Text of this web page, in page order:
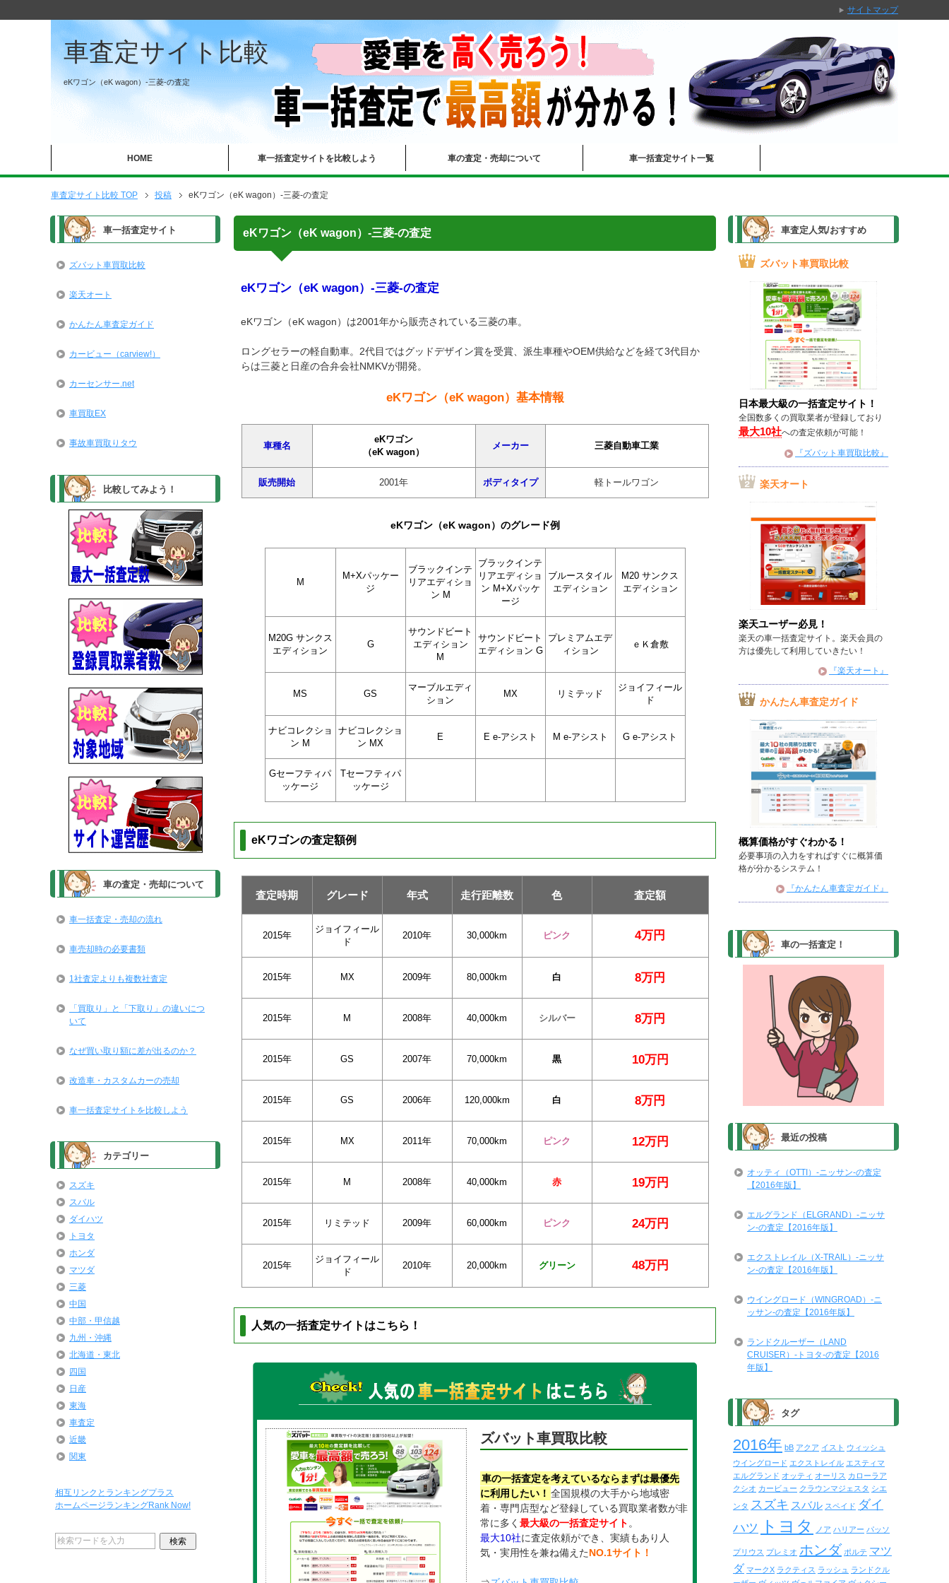
車査定サイト比較
eKワゴン（eK wagon）-三菱-の査定
HOME 車一括査定サイトを比較しよう 車の査定・売却について 車一括査定サイト一覧
車査定サイト比較 TOP 投稿 eKワゴン（eK wagon）-三菱-の査定
eKワゴン（eK wagon）-三菱-の査定
eKワゴン（eK wagon）-三菱-の査定
eKワゴン（eK wagon）は2001年から販売されている三菱の車。
ロングセラーの軽自動車。2代目ではグッドデザイン賞を受賞、派生車種やOEM供給などを経て3代目か
らは三菱と日産の合弁会社NMKVが開発。
eKワゴン（eK wagon）基本情報
車種名
eKワゴン
（eK wagon）
メーカー 三菱自動車工業
販売開始 2001年 ボディタイプ 軽トールワゴン
eKワゴン（eK wagon）のグレード例
M
M+Xパッケー
ジ
ブラックインテ
リアエディショ
ン M
ブラックインテ
リアエディショ
ン M+Xパッケ
ージ
ブルースタイル
エディション
M20 サンクス
エディション
M20G サンクス
エディション
G
サウンドビート
エディション
M
サウンドビート
エディション G
プレミアムエデ
ィション
ｅＫ倉敷
MS GS
マーブルエディ
ション
MX リミテッド
ジョイフィール
ド
ナビコレクショ
ン M
ナビコレクショ
ン MX
E E e-アシスト M e-アシスト G e-アシスト
Gセーフティパ
ッケージ
Tセーフティパ
ッケージ
eKワゴンの査定額例
査定時期 グレード 年式 走行距離数 色 査定額
2015年
ジョイフィール
ド
2010年 30,000km ピンク 4万円
2015年 MX 2009年 80,000km 白 8万円
2015年 M 2008年 40,000km シルバー 8万円
2015年 GS 2007年 70,000km 黒 10万円
2015年 GS 2006年 120,000km 白 8万円
2015年 MX 2011年 70,000km ピンク 12万円
2015年 M 2008年 40,000km 赤 19万円
2015年 リミテッド 2009年 60,000km ピンク 24万円
2015年
ジョイフィール
ド
2010年 20,000km グリーン 48万円
人気の一括査定サイトはこちら！
ズバット車買取比較
車の一括査定を考えているならまずは最優先
に利用したい！ 全国規模の大手から地域密
着・専門店型など登録している買取業者数が非
常に多く最大級の一括査定サイト。
最大10社に査定依頼ができ、実績もあり人
気・実用性を兼ね備えたNO.1サイト！
車一括査定サイト
ズバット車買取比較
楽天オート
かんたん車査定ガイド
カービュー（carview!）
カーセンサー.net
車買取EX
事故車買取りタウ
比較してみよう！
車の査定・売却について
車一括査定・売却の流れ
車売却時の必要書類
1社査定よりも複数社査定
「買取り」と「下取り」の違いにつ
いて
なぜ買い取り額に差が出るのか？
改造車・カスタムカーの売却
車一括査定サイトを比較しよう
カテゴリー
スズキ
スバル
ダイハツ
トヨタ
ホンダ
マツダ
三菱
中国
中部・甲信越
九州・沖縄
北海道・東北
四国
日産
東海
車査定
近畿
関東
相互リンクとランキングプラス
ホームページランキングRank Now!
車査定人気/おすすめ
ズバット車買取比較
日本最大級の一括査定サイト！
全国数多くの買取業者が登録しており
最大10社への査定依頼が可能！
『ズバット車買取比較』
楽天オート
楽天ユーザー必見！
楽天の車一括査定サイト。楽天会員の
方は優先して利用していきたい！
『楽天オート』
かんたん車査定ガイド
概算価格がすぐわかる！
必要事項の入力をすればすぐに概算価
格が分かるシステム！
『かんたん車査定ガイド』
車の一括査定！
最近の投稿
オッティ（OTTI）-ニッサン-の査定
【2016年版】
エルグランド（ELGRAND）-ニッサ
ン-の査定【2016年版】
エクストレイル（X-TRAIL）-ニッサ
ン-の査定【2016年版】
ウイングロード（WINGROAD）-ニ
ッサン-の査定【2016年版】
ランドクルーザー（LAND
CRUISER）-トヨタ-の査定【2016
年版】
タグ
2016年 bB アクア イスト ウィッシュ
ウイングロード エクストレイル エスティマ
エルグランド オッティ オーリス カローラア
クシオ カービュー クラウンマジェスタ シエ
ンタ スズキ スバル スペイド ダイ
ハツ
トヨタ ノア ハリアー パッソ
プリウス プレミオ ホンダ ポルテ マツ
ダ マークX ラクティス ラッシュ ランドクル
サイトマップ